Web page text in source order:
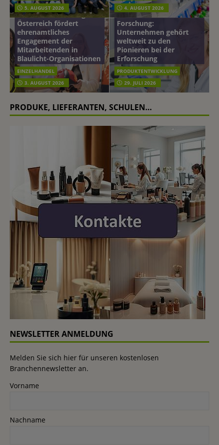
5. AUGUST 2026
4. AUGUST 2026
mehr vom leben tag: dm
Österreich fördert
ehrenamtliches
Engagement der
Mitarbeitenden in
Blaulicht-Organisationen
EINZELHANDEL
3. AUGUST 2026
Beiersdorf
Hautmikrobiom-
Forschung:
Unternehmen gehört
weltweit zu den
Pionieren bei der
Erforschung
PRODUKTENTWICKLUNG
29. JULI 2026
PRODUKE, LIEFERANTEN, SCHULEN…
NEWSLETTER ANMELDUNG
Melden Sie sich hier für unseren kostenlosen
Branchennewsletter an.
Vorname
Nachname